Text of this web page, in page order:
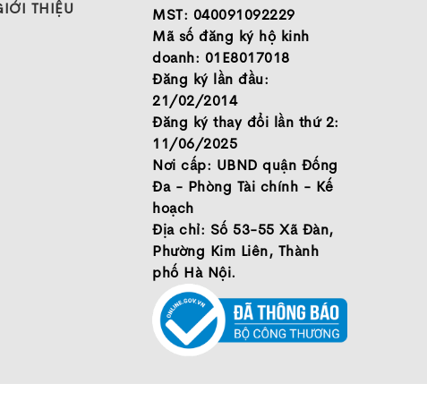
dàng hơn.
109,5mm ở bàn chân trước và 80,7mm ở gót chân,
trên chân, hỗ trợ rất lớn với những ai ưa thích sử dụng
một cách khác quan,NikePegasus 38
đến từ người sử dụng. Vẫn là những sự cải tiến với công
trở thành một trong những mẫu giày chạy đáng trải nghiệm
0975739937
Chọn giày đá bóng tại
KHÁCH HÀNG THỂ
THIỆU
MST: 040091092229
Mã số đăng ký hộ kinh
doanh: 01E8017018
Đăng ký lần đầu:
21/02/2014
Đăng ký thay đổi lần thứ 2:
11/06/2025
Nơi cấp: UBND quận Đống
Đa - Phòng Tài chính - Kế
hoạch
Địa chỉ: Số 53-55 Xã Đàn,
Phường Kim Liên, Thành
phố Hà Nội.